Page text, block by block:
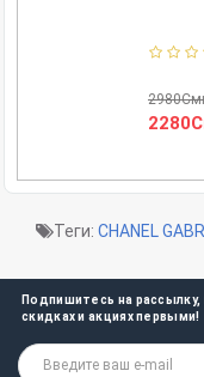
Теги: CHANEL
Подпишитесь на рассылку,
скидках и акциях первыми!